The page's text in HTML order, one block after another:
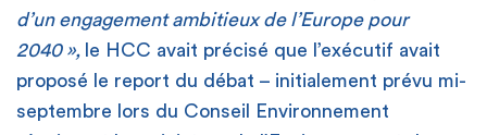
d’un engagement ambitieux de l’Europe pour
2040 », le HCC avait précisé que l’exécutif avait
proposé le report du débat – initialement prévu mi-
septembre lors du Conseil Environnement